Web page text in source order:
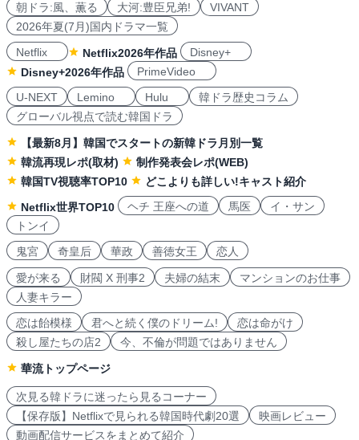
朝ドラ:風、薫る 大河:豊臣兄弟!
VIVANT
2026年夏(7月)国内ドラマ一覧
Netflix
Netflix2026年作品
Disney+
Disney+2026年作品
PrimeVideo
U-NEXT
Lemino Hulu
韓ドラ歴史コラム
グローバル視点で読む韓国ドラ
【最新8月】韓国でスタートの新韓ドラ月別一覧
韓流再現レポ(取材)
制作発表会レポ(WEB)
韓国TV視聴率TOP10
どこよりも詳しい!キャスト紹介
Netflix世界TOP10
ヘチ 王座への道 馬医
イ・サン
トンイ
鬼宮
奇皇后 華政 善徳女王 恋人
愛が来る 財閥 X 刑事2 夫婦の結末
マンションのお仕事
人妻キラー
恋は飴模様
君へと続く僕のドリーム!
恋は命がけ
殺し屋たちの店2
今、不倫が問題ではありません
華流トップページ
次見る韓ドラに迷ったら見るコーナー
【保存版】Netflixで見られる韓国時代劇20選
映画レビュー
動画配信サービスをまとめて紹介